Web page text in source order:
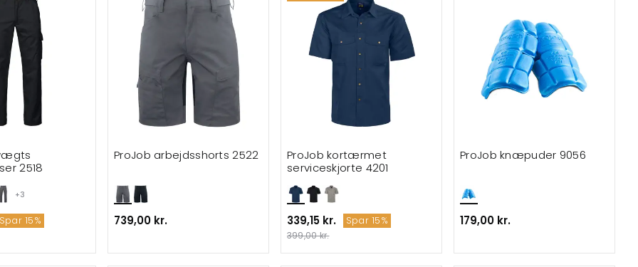
+3
2518
Spar 15%
ProJob arbejdsshorts 2522
739,00 kr.
ProJob kortærmet
serviceskjorte 4201
339,15 kr. Spar 15%
399,00 kr.
ProJob knæpuder 9056
179,00 kr.